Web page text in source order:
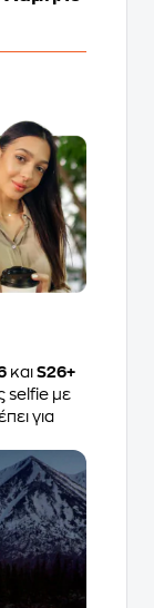
και S26+
selfie με
για